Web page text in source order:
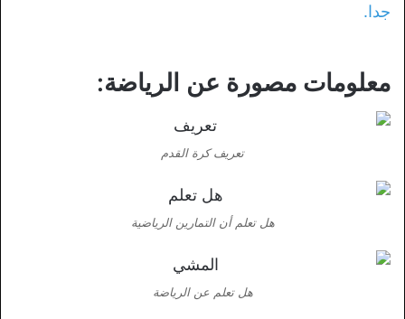
معلومات مصورة عن الرياضة:
تعريف كرة القدم
هل تعلم أن التمارين الرياضية
هل تعلم عن الرياضة